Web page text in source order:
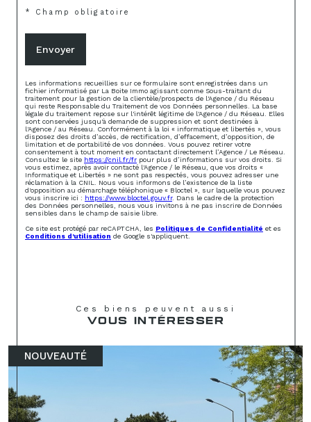
* Champ obligatoire
Envoyer
Les informations recueillies sur ce formulaire sont enregistrées dans un
fichier informatisé par La Boite Immo agissant comme Sous-traitant du
traitement pour la gestion de la clientèle/prospects de l'Agence / du Réseau
qui reste Responsable du Traitement de vos Données personnelles. La base
légale du traitement repose sur l'intérêt légitime de l'Agence / du Réseau. Elles
sont conservées jusqu'à demande de suppression et sont destinées à
l'Agence / au Réseau. Conformément à la loi « informatique et libertés », vous
disposez des droits d’accès, de rectification, d’effacement, d’opposition, de
limitation et de portabilité de vos données. Vous pouvez retirer votre
consentement à tout moment en contactant directement l’Agence / Le Réseau.
Consultez le site https://cnil.fr/fr pour plus d’informations sur vos droits. Si
vous estimez, après avoir contacté l'Agence / le Réseau, que vos droits «
Informatique et Libertés » ne sont pas respectés, vous pouvez adresser une
réclamation à la CNIL. Nous vous informons de l’existence de la liste
d'opposition au démarchage téléphonique « Bloctel », sur laquelle vous pouvez
vous inscrire ici : https://www.bloctel.gouv.fr. Dans le cadre de la protection
des Données personnelles, nous vous invitons à ne pas inscrire de Données
sensibles dans le champ de saisie libre.
Ce site est protégé par reCAPTCHA, les Politiques de Confidentialité et es
Conditions d'utilisation de Google s'appliquent.
Ces biens peuvent aussi
VOUS INTÉRESSER
NOUVEAUTÉ